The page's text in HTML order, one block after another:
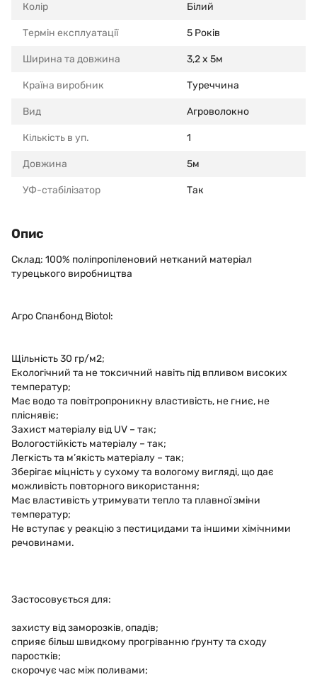
Колір Білий
Термін експлуатації 5 Років
Ширина та довжина 3,2 x 5м
Країна виробник Туреччина
Вид Агроволокно
Кількість в уп. 1
Довжина 5м
УФ-стабілізатор Так
Опис
Склад: 100% поліпропіленовий нетканий матеріал
турецького виробництва
Агро Спанбонд Biotol:
Щільність 30 гр/м2;
Екологічний та не токсичний навіть під впливом високих
температур;
Має водо та повітропроникну властивість, не гниє, не
пліснявіє;
Захист матеріалу від UV – так;
Вологостійкість матеріалу – так;
Легкість та м’якість матеріалу – так;
Зберігає міцність у сухому та вологому вигляді, що дає
можливість повторного використання;
Має властивість утримувати тепло та плавної зміни
температур;
Не вступає у реакцію з пестицидами та іншими хімічними
речовинами.
Застосовується для:
захисту від заморозків, опадів;
сприяє більш швидкому прогріванню ґрунту та сходу
паростків;
скорочує час між поливами;